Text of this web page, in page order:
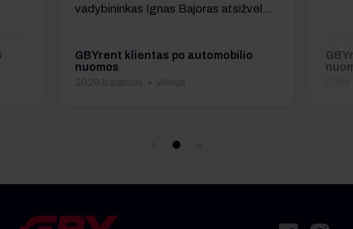
vadybininkas Ignas Bajoras atsižvelgė
GBYrent klientas po automobilio
nuomos
·